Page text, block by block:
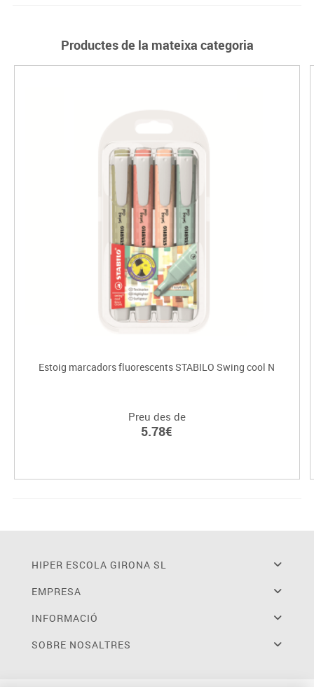
Productes de la mateixa categoria
Estoig marcadors fluorescents STABILO Swing cool N
Preu des de
5.78€
HIPER ESCOLA GIRONA SL
EMPRESA
INFORMACIÓ
SOBRE NOSALTRES